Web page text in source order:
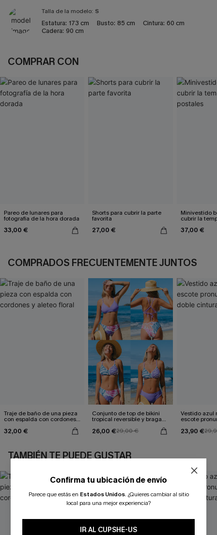
Talla de la modelo: S
Estatura: 173 cm Busto: 85 cm Cintura: 60 cm
Cadera: 90 cm
COMPRAR CON
Pareo de lunares para
fotografía de la hora dorada
33,00 €
Shorts para cubrir la parte
favorita
27,00 €
Minivestido
cubrir la
37,00 €
COMPRADOS FRECUENTEMENTE JUNTOS
Traje de baño de una pieza
con espalda con cordones y
32,00 €
Conjunto de top de bikini
tropical reversible y braga
26,00 €29,00 €
Vestido azul
escote
23,90 €
TAMBIÉN TE PUEDE GUSTAR
Confirma tu ubicación de envío
Parece que estás en Estados Unidos. ¿Quieres cambiar al sitio
local para una mejor experiencia?
IR AL CUPSHE-US